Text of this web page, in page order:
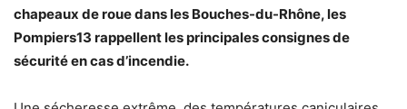
chapeaux de roue dans les Bouches-du-Rhône, les
Pompiers13 rappellent les principales consignes de
sécurité en cas d’incendie.